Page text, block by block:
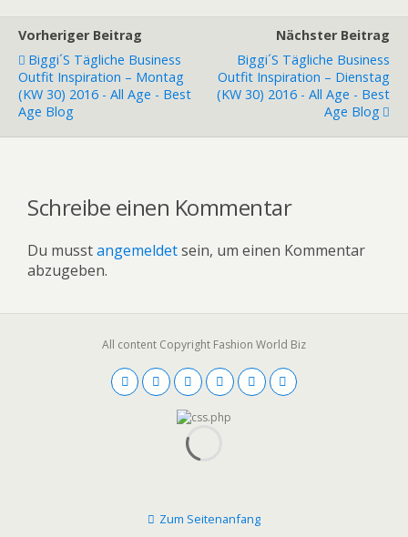
Vorheriger Beitrag
Biggi´s Tägliche Business
Outfit Inspiration – Montag
(KW 30) 2016 - All Age - Best
Age Blog
Nächster Beitrag
Biggi´s Tägliche Business
Outfit Inspiration – Dienstag
(KW 30) 2016 - All Age - Best
Age Blog
Schreibe einen Kommentar
Du musstangemeldetsein, um einen Kommentar
abzugeben.
All content Copyright Fashion World Biz
Zum Seitenanfang